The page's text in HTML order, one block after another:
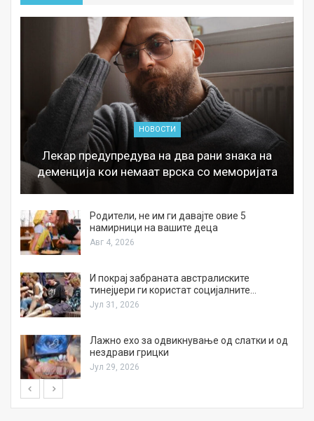
НОВОСТИ
Лекар предупредува на два рани знака на
деменција кои немаат врска со меморијата
Родители, не им ги давајте овие 5
намирници на вашите деца
Авг 4, 2026
И покрај забраната австралиските
тинејџери ги користат социјалните…
Јул 31, 2026
Лажно ехо за одвикнување од слатки и од
нездрави грицки
Јул 29, 2026